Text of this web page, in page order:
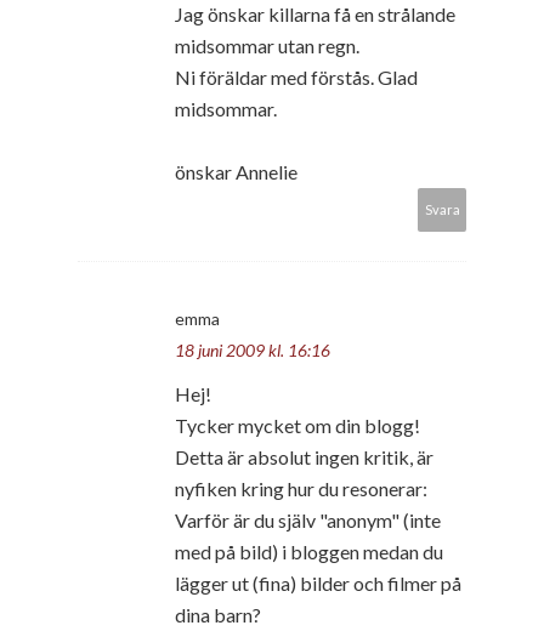
Jag önskar killarna få en strålande
midsommar utan regn.
Ni föräldar med förstås. Glad
midsommar.
önskar Annelie
Svara
emma
18 juni 2009 kl. 16:16
Hej!
Tycker mycket om din blogg!
Detta är absolut ingen kritik, är
nyfiken kring hur du resonerar:
Varför är du själv "anonym" (inte
med på bild) i bloggen medan du
lägger ut (fina) bilder och filmer på
dina barn?